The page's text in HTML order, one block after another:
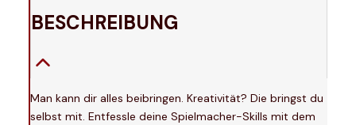
BESCHREIBUNG
Man kann dir alles beibringen. Kreativität? Die bringst du
selbst mit. Entfessle deine Spielmacher-Skills mit dem